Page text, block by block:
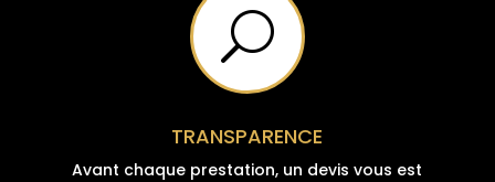
U
TRANSPARENCE
Avant chaque prestation, un devis vous est